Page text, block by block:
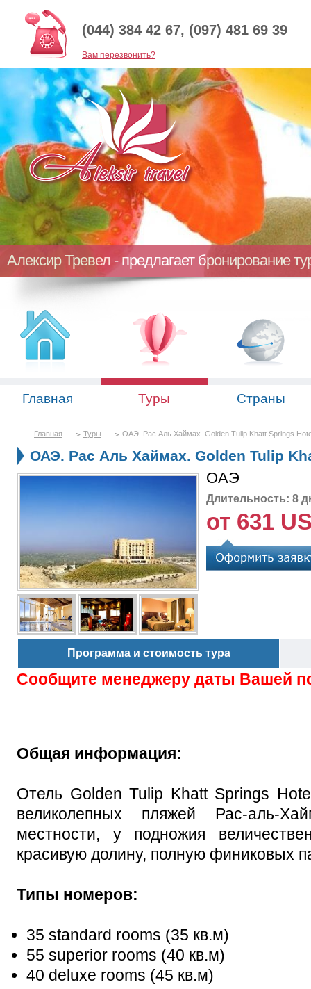
(044) 384 42 67, (097) 481 69 39
Baм перезвонить?
Алексир Тревел - предлагает бронирование
Главная Туры Страны
Главная Туры ОАЭ. Рас Аль Хаймах. Golden Tulip Khatt Springs
ОАЭ. Рас Аль Хаймах. Golden Tulip
ОАЭ
Длительность: 8
от 631
Программа и стоимость тура
Сообщите менеджеру даты Вашей
Общая информация:
Отель Golden Tulip Khatt Springs
великолепных пляжей Рас-аль-
местности, у подножия
красивую долину, полную финиковых
Типы номеров:
35 standard rooms (35 кв.м)
55 superior rooms (40 кв.м)
40 deluxe rooms (45 кв.м)